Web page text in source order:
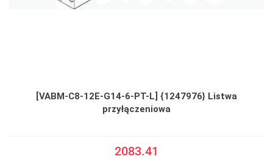
[VABM-C8-12E-G14-6-PT-L] {1247976} Listwa
przyłączeniowa
2083.41